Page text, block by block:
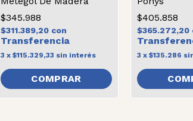
$345.988
$311.389,20 con
3 x $115.329,33 sin interés
$405.858
$365.272,20
3 x $135.286